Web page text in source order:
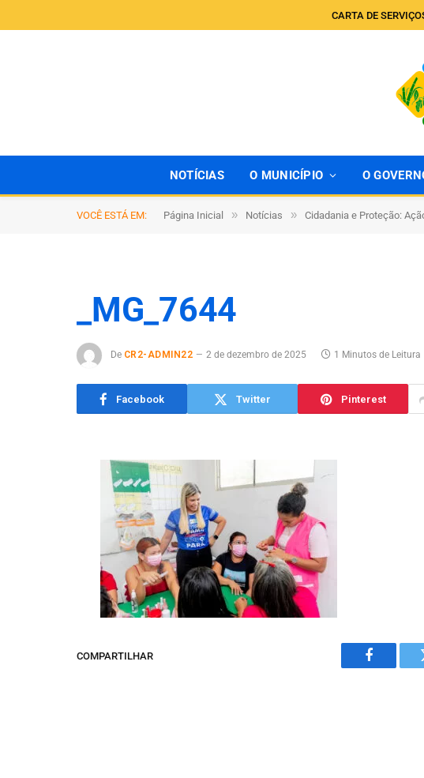
CARTA DE
NOTÍCIAS O MUNICÍPIO O
VOCÊ ESTÁ EM: Página Inicial » Notícias » Cidadania e Proteção:
_MG_7644
De CR2-ADMIN22 2 de dezembro de 2025 1 Minutos de Leitura
Facebook Twitter Pinterest
COMPARTILHAR
Facebook